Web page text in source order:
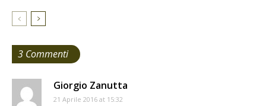
3 Commenti
Giorgio Zanutta
21 Aprile 2016 at 15:32